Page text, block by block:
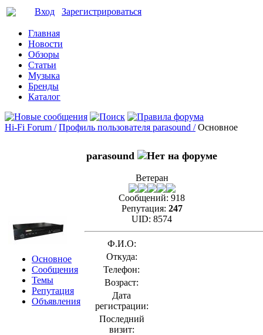
Вход Зарегистрироваться
Главная
Новости
Обзоры
Статьи
Музыка
Бренды
Каталог
Hi-Fi Forum / Профиль пользователя parasound / Основное
Основное
Сообщения
Темы
Репутация
Объявления
parasound
Ветеран
Сообщений: 918
Репутация: 247
UID: 8574
Ф.И.О:
Откуда:
Телефон:
Возраст:
Дата
регистрации:
Последний
визит: